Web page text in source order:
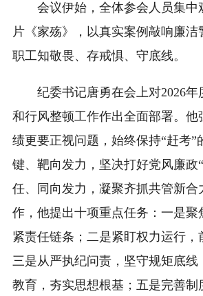
会议伊始，全体参会人员集中
片《家殇》，以真实案例敲响廉洁
职工知敬畏、存戒惧、守底线。
纪委书记唐勇在会上对2026年
和行风整顿工作作出全面部署。他
绩更要正视问题，始终保持“赶考”
键、靶向发力，坚决打好党风廉政
任、同向发力，凝聚齐抓共管新合
作，他提出十项重点任务：一是聚
紧责任链条；二是紧盯权力运行，
三是从严执纪问责，坚守规矩底线
教育，夯实思想根基；五是完善制